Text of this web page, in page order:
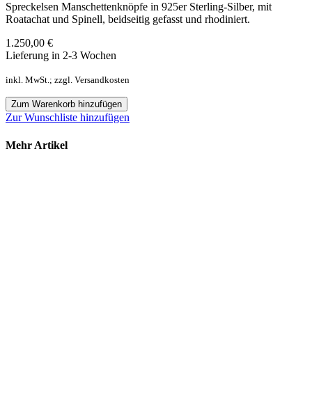
Spreckelsen Manschettenknöpfe in 925er Sterling-Silber, mit
Roatachat und Spinell, beidseitig gefasst und rhodiniert.
1.250,00 €
Lieferung in 2-3 Wochen
inkl. MwSt.; zzgl. Versandkosten
Zum Warenkorb hinzufügen
Zur Wunschliste hinzufügen
Mehr Artikel